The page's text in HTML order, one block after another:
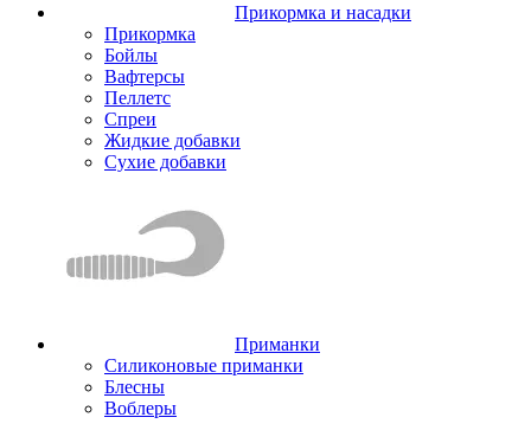
Прикормка и насадки
Прикормка
Бойлы
Вафтерсы
Пеллетс
Спреи
Жидкие добавки
Сухие добавки
Приманки
Силиконовые приманки
Блесны
Воблеры